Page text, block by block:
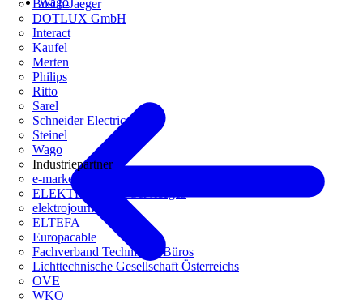
Busch-Jaeger
DOTLUX GmbH
Interact
Kaufel
Merten
Philips
Ritto
Sarel
Schneider Electric
Steinel
Wago
Industriepartner
e-marke
ELEKTRO Daten Serviceges
elektrojournal
ELTEFA
Europacable
Fachverband Technische Büros
Lichttechnische Gesellschaft Österreichs
OVE
WKO